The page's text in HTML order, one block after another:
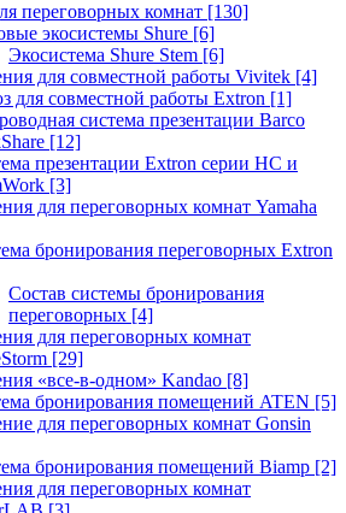
переговорных комнат [130]
экосистемы Shure [6]
Экосистема Shure Stem [6]
для совместной работы Vivitek [4]
для совместной работы Extron [1]
система презентации Barco
[12]
презентации Extron серии HC и
[3]
для переговорных комнат Yamaha
бронирования переговорных Extron
Состав системы бронирования
переговорных [4]
для переговорных комнат
[29]
«все-в-одном» Kandao [8]
бронирования помещений ATEN [5]
для переговорных комнат Gonsin
бронирования помещений Biamp [2]
для переговорных комнат